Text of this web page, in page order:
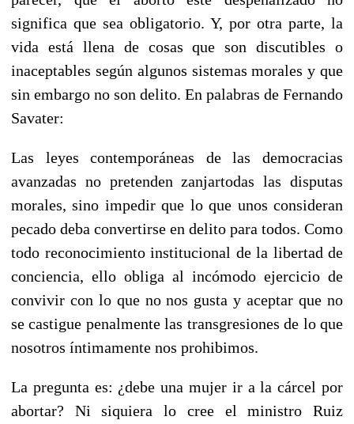
significa que sea obligatorio. Y, por otra parte, la
vida está llena de cosas que son discutibles o
inaceptables según algunos sistemas morales y que
sin embargo no son delito. En palabras de Fernando
Savater:
Las leyes contemporáneas de las democracias
avanzadas no pretenden zanjartodas las disputas
morales, sino impedir que lo que unos consideran
pecado deba convertirse en delito para todos. Como
todo reconocimiento institucional de la libertad de
conciencia, ello obliga al incómodo ejercicio de
convivir con lo que no nos gusta y aceptar que no
se castigue penalmente las transgresiones de lo que
nosotros íntimamente nos prohibimos.
La pregunta es: ¿debe una mujer ir a la cárcel por
abortar? Ni siquiera lo cree el ministro Ruiz